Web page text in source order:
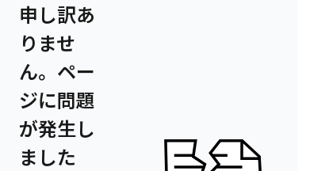
申し訳あ
りませ
ん。ペー
ジに問題
が発生し
ました